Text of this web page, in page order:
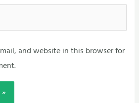
and website in this browser for